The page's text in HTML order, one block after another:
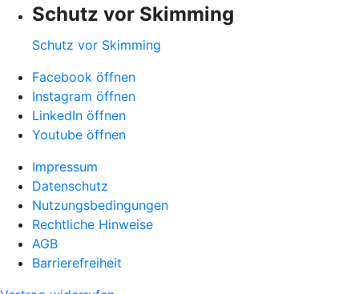
Schutz vor Skimming
Schutz vor Skimming
Facebook öffnen
Instagram öffnen
LinkedIn öffnen
Youtube öffnen
Impressum
Datenschutz
Nutzungsbedingungen
Rechtliche Hinweise
AGB
Barrierefreiheit